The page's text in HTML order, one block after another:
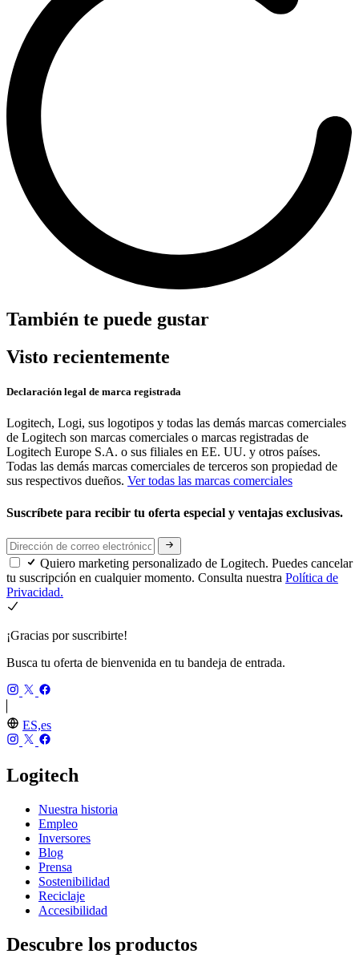
También te puede gustar
Visto recientemente
Declaración legal de marca registrada
Logitech, Logi, sus logotipos y todas las demás marcas comerciales
de Logitech son marcas comerciales o marcas registradas de
Logitech Europe S.A. o sus filiales en EE. UU. y otros países.
Todas las demás marcas comerciales de terceros son propiedad de
sus respectivos dueños. Ver todas las marcas comerciales
Suscríbete para recibir tu oferta especial y ventajas exclusivas.
Quiero marketing personalizado de Logitech. Puedes cancelar
tu suscripción en cualquier momento. Consulta nuestra Política de
Privacidad.
¡Gracias por suscribirte!
Busca tu oferta de bienvenida en tu bandeja de entrada.
ES,es
Logitech
Nuestra historia
Empleo
Inversores
Blog
Prensa
Sostenibilidad
Reciclaje
Accesibilidad
Descubre los productos